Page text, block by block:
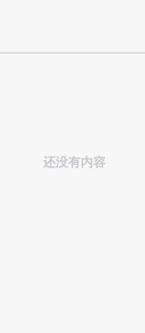
还没有内容